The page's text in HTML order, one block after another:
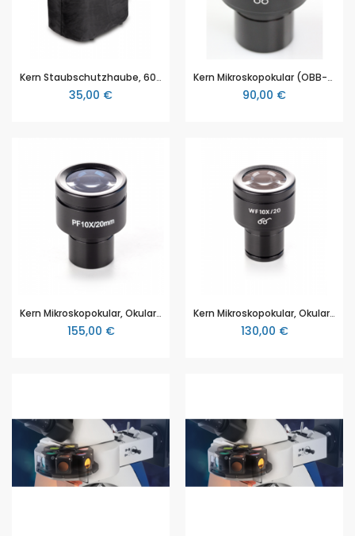
Kern Staubschutzhaube, 600×650 mm (OBB-A1388),, für Kern OBL Serie
35,00 €
Kern Mikroskopokular (OBB-A1448), Okular (Ø 23,2 mm): HWF 10 x /Ø 20 mm (mit Pointer-Nadel), für Kern Serie OBL-1
90,00 €
Kern Mikroskopokular, Okular: HWF 10 x / Ø 20 mm, mit Skala 0,1 mm, Anti-Fungus, High-Eye-Point (OBB-A1617), für Kern OBL Serie
155,00 €
Kern Mikroskopokular, Okular: HWF 10 x / Ø 20 mm, mit Skala 0,1 mm, Anti-Fungus, High-Eye-Point (OBB-A1618), für Kern OBL Serie
130,00 €